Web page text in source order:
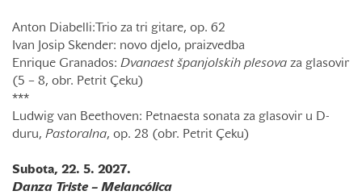
Anton Diabelli:Trio za tri gitare, op. 62
Ivan Josip Skender: novo djelo, praizvedba
Enrique Granados: Dvanaest španjolskih plesova za glasovir
(5 – 8, obr. Petrit Çeku)
***
Ludwig van Beethoven: Petnaesta sonata za glasovir u D-
duru, Pastoralna, op. 28 (obr. Petrit Çeku)
Subota, 22. 5. 2027.
Danza Triste – Melancólica